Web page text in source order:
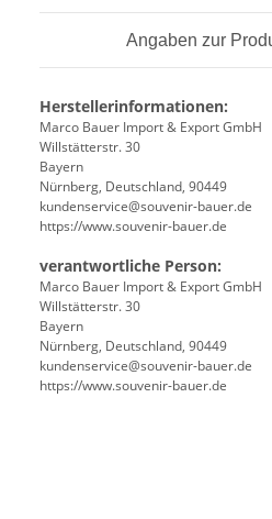
Angaben zur
Herstellerinformationen:
Marco Bauer Import & Export GmbH
Willstätterstr. 30
Bayern
Nürnberg, Deutschland, 90449
kundenservice@souvenir-bauer.de
https://www.souvenir-bauer.de
verantwortliche Person:
Marco Bauer Import & Export GmbH
Willstätterstr. 30
Bayern
Nürnberg, Deutschland, 90449
kundenservice@souvenir-bauer.de
https://www.souvenir-bauer.de